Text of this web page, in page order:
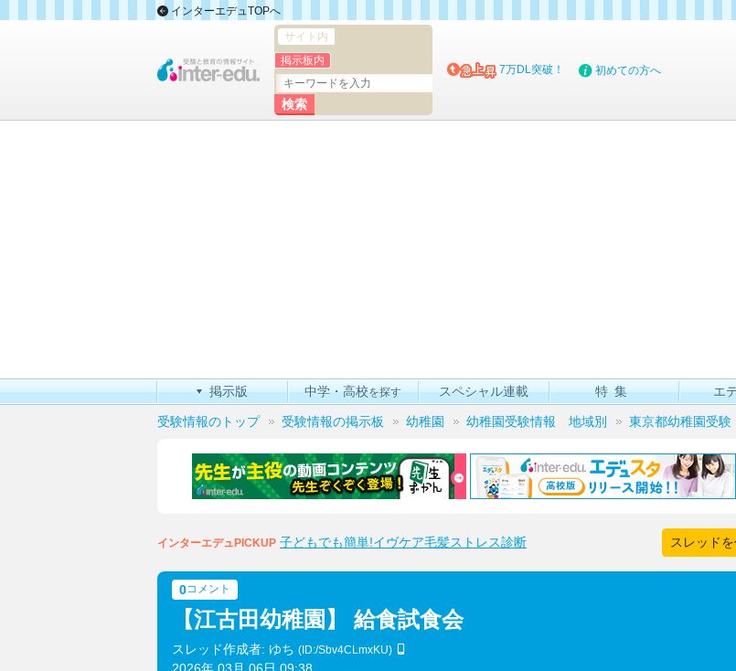
インターエデュTOPへ
サイト内
掲示板内
7万DL突破！ 初めての方へ
掲示版 中学・高校を探す スペシャル連載 特集 エ
受験情報のトップ 受験情報の掲示板 幼稚園 幼稚園受験情報 地域別 東京都幼稚園受験
インターエデュPICKUP 子どもでも簡単!イヴケア毛髪ストレス診断 スレッド
0コメント
【江古田幼稚園】 給食試食会
スレッド作成者: ゆち (ID:/Sbv4CLmxKU)